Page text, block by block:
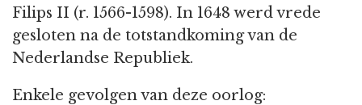
Filips II (r. 1566-1598). In 1648 werd vrede
gesloten na de totstandkoming van de
Nederlandse Republiek.
Enkele gevolgen van deze oorlog: